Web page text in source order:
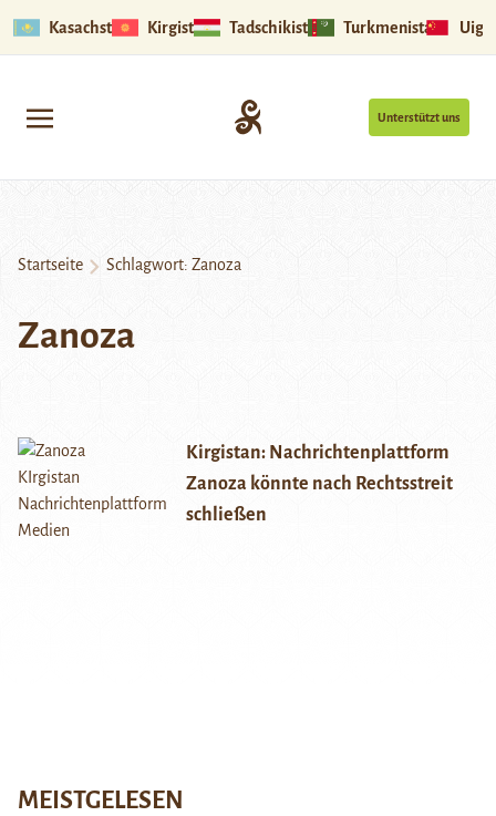
Kasachstan Kirgistan Tadschikistan Turkmenistan
Unterstützt uns
Startseite Schlagwort: Zanoza
Zanoza
Kirgistan: Nachrichtenplattform
Zanoza könnte nach Rechtsstreit
schließen
MEISTGELESEN